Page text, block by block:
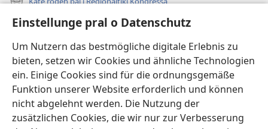
Einstellunge pral o Datenschutz
Um Nutzern das bestmögliche digitale Erlebnis zu
bieten, setzen wir Cookies und ähnliche Technologien
ein. Einige Cookies sind für die ordnungsgemäße
Funktion unserer Website erforderlich und können
nicht abgelehnt werden. Die Nutzung der
zusätzlichen Cookies, die wir nur zur Verbesserung
(opens
new
window)
Dikh, hoi newes hi
Videos
Rode
Te khameh lowe te dell
(opens
window)